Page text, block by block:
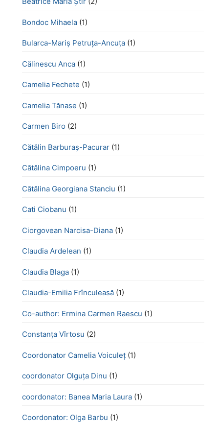
Bondoc Mihaela (1)
Bularca-Mariș Petruța-Ancuța (1)
Călinescu Anca (1)
Camelia Fechete (1)
Camelia Tănase (1)
Carmen Biro (2)
Cătălin Barburaș-Pacurar (1)
Cătălina Cimpoeru (1)
Cătălina Georgiana Stanciu (1)
Cati Ciobanu (1)
Ciorgovean Narcisa-Diana (1)
Claudia Ardelean (1)
Claudia Blaga (1)
Claudia-Emilia Frînculeasă (1)
Co-author: Ermina Carmen Raescu (1)
Constanța Vîrtosu (2)
Coordonator Camelia Voiculeț (1)
coordonator Olguța Dinu (1)
coordonator: Banea Maria Laura (1)
Coordonator: Olga Barbu (1)